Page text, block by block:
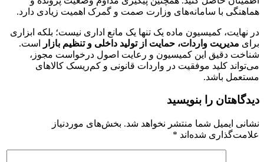
هماهنگی با سامانه‌های وزارت صمت و گمرک اهمیت زیادی دارد.
در نهایت، کمیسیون ماده یک تنها یک مانع اداری نیست؛ بلکه ابزاری
برای مدیریت واردات، حمایت از تولید داخلی و تنظیم بازار
است.
شناخت دقیق این کمیسیون و رعایت اصول درخواست مجوز،
می‌تواند کلید موفقیت در واردات قانونی و کم‌ریسک کالاهای
مستعمل باشد.
دیدگاهتان را بنویسید
نشانی ایمیل شما منتشر نخواهد شد. بخش‌های موردنیاز
علامت‌گذاری شده‌اند *